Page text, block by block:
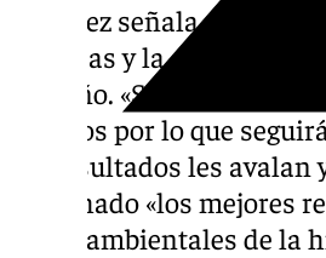
Sánchez señala que
políticas y la ambición
empeño. «Seguiremos
motivos por lo que
los resultados les
cosechado «los mejores
medioambientales de la